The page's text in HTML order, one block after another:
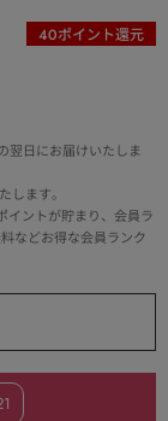
40ポイント還元
翌日にお届けいたしま
します。
イントが貯まり、会員ラ
などお得な会員ランク